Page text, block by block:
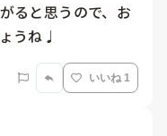
ると思うので、お
いいね 1